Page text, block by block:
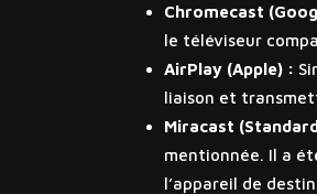
Chromecast
le téléviseur
AirPlay (Apple) :
liaison et
Miracast
mentionnée. Il a
l’appareil de